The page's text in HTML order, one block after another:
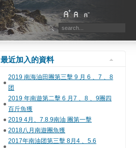
最近加入的資料
2019 南海油田團第三擊 9 月 6 、7 、8
团
2019 年南遊第二擊 6 月7 、8 、9團四
百斤魚獲
2019 4月、7.8.9南油 團第一擊
2018八月南遊團魚獲
2017年南油团第三擊 8月4 、5.6